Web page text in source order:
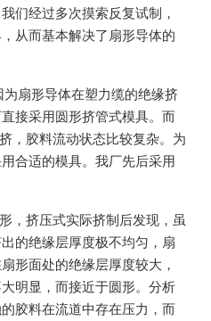
们经过多次摸索反复试制，
从而基本解决了扇形导体的
扇形导体在塑力缆的绝缘挤
接采用圆形挤管式模具。而
，胶料流动状态比较复杂。为
合适的模具。我厂先后采用
，挤压式实际挤制后发现，虽
的绝缘层厚度极不均匀，扇
形面处的绝缘层厚度较大，
明显，而接近于圆形。分析
胶料在流道中存在压力，而